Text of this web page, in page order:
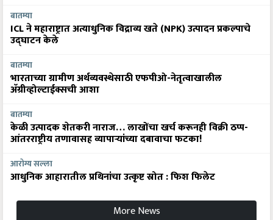
बातम्या
ICL ने महाराष्ट्रात अत्याधुनिक विद्राव्य खते (NPK) उत्पादन प्रकल्पाचे
उद्घाटन केले
बातम्या
भारताच्या ग्रामीण अर्थव्यवस्थेसाठी एफपीओ-नेतृत्वाखालील
अ‍ॅग्रीव्होल्टाईक्सची आशा
बातम्या
केळी उत्पादक शेतकरी नाराज… लाखोंचा खर्च करूनही विक्री ठप्प-
आंतरराष्ट्रीय तणावासह व्यापाऱ्यांच्या दबावाचा फटका!
आरोग्य सल्ला
आधुनिक आहारातील प्रथिनांचा उत्कृष्ट स्रोत : फिश फिलेट
More News